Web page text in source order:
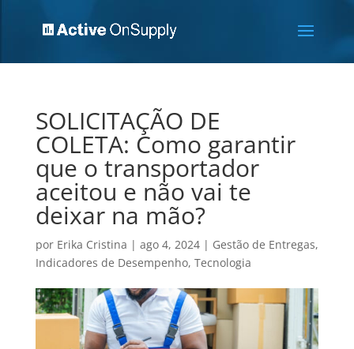
SOLICITAÇÃO DE
COLETA: Como garantir
que o transportador
aceitou e não vai te
deixar na mão?
por Erika Cristina | ago 4, 2024| Gestão de Entregas,
Indicadores de Desempenho, Tecnologia